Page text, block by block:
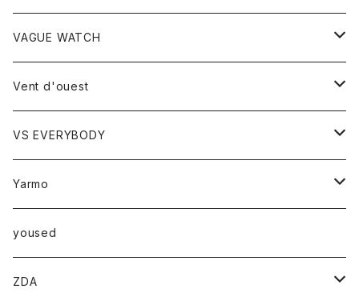
カットソー
セーター
ベスト
VAGUE WATCH
時計
Vent d'ouest
ボトム
スカート
トップス
ベスト
VS EVERYBODY
トップス
Ｔシャツ
Yarmo
アウター
コート
小物
yoused
ZDA